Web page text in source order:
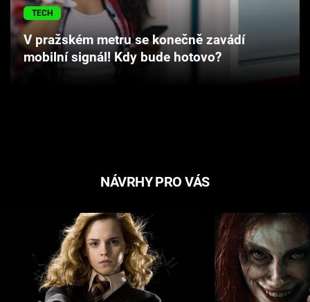
Cool Esport
Pořady
TECH
V pražském metru se konečně zavádí
mobilní signál! Kdy bude hotovo?
NÁVRHY PRO VÁS